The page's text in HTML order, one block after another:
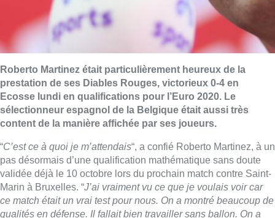
Roberto Martinez était particulièrement heureux de la
prestation de ses Diables Rouges, victorieux 0-4 en
Ecosse lundi en qualifications pour l’Euro 2020. Le
sélectionneur espagnol de la Belgique était aussi très
content de la manière affichée par ses joueurs.
“C’est ce à quoi je m’attendais“, a confié Roberto Martinez, à un
pas désormais d’une qualification mathématique sans doute
validée déjà le 10 octobre lors du prochain match contre Saint-
Marin à Bruxelles. “J’ai vraiment vu ce que je voulais voir car
ce match était un vrai test pour nous. On a montré beaucoup de
qualités en défense. Il fallait bien travailler sans ballon. On a